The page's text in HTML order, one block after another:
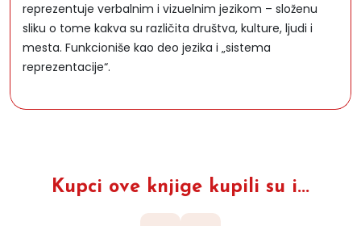
reprezentuje verbalnim i vizuelnim jezikom – složenu
sliku o tome kakva su različita društva, kulture, ljudi i
mesta. Funkcioniše kao deo jezika i „sistema
reprezentacije“.
Kupci ove knjige kupili su i...